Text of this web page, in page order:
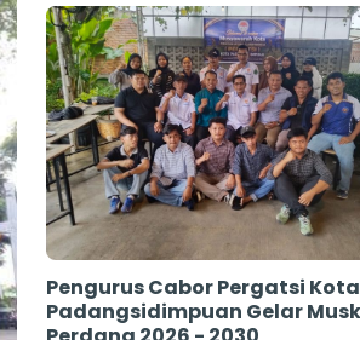
Pengurus Cabor Pergatsi Kota
Padangsidimpuan Gelar